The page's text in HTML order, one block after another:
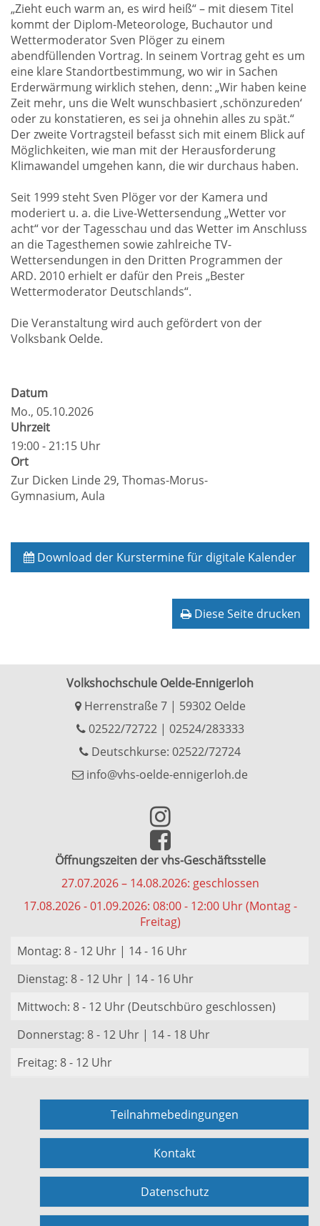
„Zieht euch warm an, es wird heiß“ – mit diesem Titel
kommt der Diplom-Meteorologe, Buchautor und
Wettermoderator Sven Plöger zu einem
abendfüllenden Vortrag. In seinem Vortrag geht es um
eine klare Standortbestimmung, wo wir in Sachen
Erderwärmung wirklich stehen, denn: „Wir haben keine
Zeit mehr, uns die Welt wunschbasiert ‚schönzureden‘
oder zu konstatieren, es sei ja ohnehin alles zu spät.“
Der zweite Vortragsteil befasst sich mit einem Blick auf
Möglichkeiten, wie man mit der Herausforderung
Klimawandel umgehen kann, die wir durchaus haben.
Seit 1999 steht Sven Plöger vor der Kamera und
moderiert u. a. die Live-Wettersendung „Wetter vor
acht“ vor der Tagesschau und das Wetter im Anschluss
an die Tagesthemen sowie zahlreiche TV-
Wettersendungen in den Dritten Programmen der
ARD. 2010 erhielt er dafür den Preis „Bester
Wettermoderator Deutschlands“.
Die Veranstaltung wird auch gefördert von der
Volksbank Oelde.
Datum
Mo., 05.10.2026
Uhrzeit
19:00 - 21:15 Uhr
Ort
Zur Dicken Linde 29, Thomas-Morus-
Gymnasium, Aula
Download der Kurstermine für digitale Kalender
Diese Seite drucken
Volkshochschule Oelde-Ennigerloh
Herrenstraße 7 | 59302 Oelde
02522/72722| 02524/283333
Deutschkurse: 02522/72724
info@vhs-oelde-ennigerloh.de
Öffnungszeiten der vhs-Geschäftsstelle
27.07.2026 – 14.08.2026: geschlossen
17.08.2026 - 01.09.2026: 08:00 - 12:00 Uhr (Montag -
Freitag)
Montag: 8 - 12 Uhr | 14 - 16 Uhr
Dienstag: 8 - 12 Uhr | 14 - 16 Uhr
Mittwoch: 8 - 12 Uhr (Deutschbüro geschlossen)
Donnerstag: 8 - 12 Uhr | 14 - 18 Uhr
Freitag: 8 - 12 Uhr
Teilnahmebedingungen
Kontakt
Datenschutz